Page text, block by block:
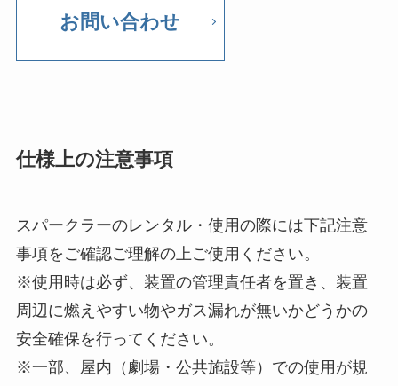
お問い合わせ
仕様上の注意事項
スパークラーのレンタル・使用の際には下記注意
事項をご確認ご理解の上ご使用ください。
※使用時は必ず、装置の管理責任者を置き、装置
周辺に燃えやすい物やガス漏れが無いかどうかの
安全確保を行ってください。
※一部、屋内（劇場・公共施設等）での使用が規